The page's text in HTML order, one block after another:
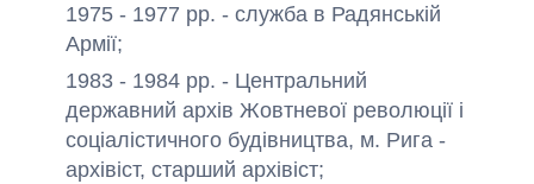
1975 - 1977 рр. - служба в Радянській
Армії;
1983 - 1984 рр. - Центральний
державний архів Жовтневої революції і
соціалістичного будівництва, м. Рига -
архівіст, старший архівіст;